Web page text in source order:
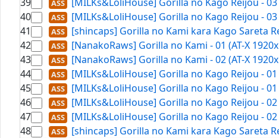
40
[MILKs&LoliHouse] Gorilla no Kago Reijou - 03
41
[shincaps] Gorilla no Kami kara Kago Sareta
42
[NanakoRaws] Gorilla no Kami - 01 (AT-X
43
[NanakoRaws] Gorilla no Kami - 02 (AT-X
44
[MILKs&LoliHouse] Gorilla no Kago Reijou - 01
45
[MILKs&LoliHouse] Gorilla no Kago Reijou - 01
46
[MILKs&LoliHouse] Gorilla no Kago Reijou - 02
47
[MILKs&LoliHouse] Gorilla no Kago Reijou - 02
48
[shincaps] Gorilla no Kami kara Kago Sareta